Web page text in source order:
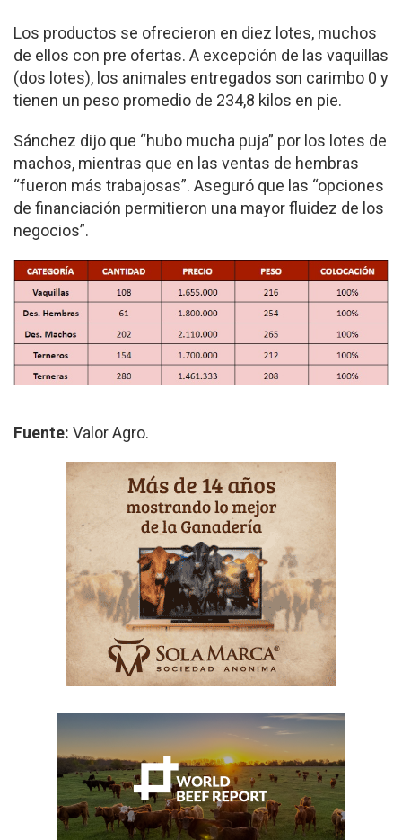
Los productos se ofrecieron en diez lotes, muchos
de ellos con pre ofertas. A excepción de las vaquillas
(dos lotes), los animales entregados son carimbo 0 y
tienen un peso promedio de 234,8 kilos en pie.
Sánchez dijo que “hubo mucha puja” por los lotes de
machos, mientras que en las ventas de hembras
“fueron más trabajosas”. Aseguró que las “opciones
de financiación permitieron una mayor fluidez de los
negocios”.
Fuente: Valor Agro.